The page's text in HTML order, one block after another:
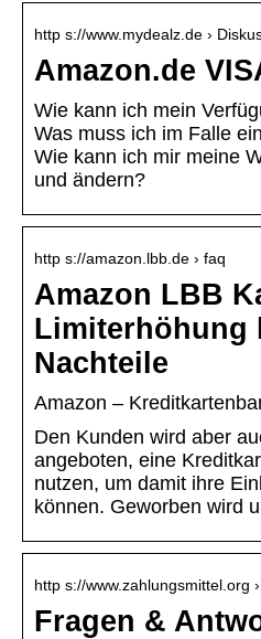
http s://www.mydealz.de ›
Amazon.de
Wie kann ich mein
Was muss ich im Falle
Wie kann ich mir meine
und ändern?
http s://amazon.lbb.de › faq
Amazon LBB
Limiterhöhung
Nachteile
Amazon –
Den Kunden wird aber
angeboten, eine
nutzen, um damit ihre
können. Geworben wird
http s://www.zahlungsmittel.org
Fragen &